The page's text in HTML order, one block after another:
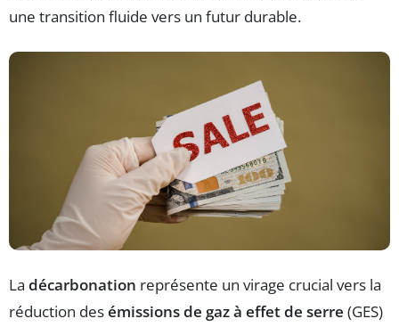
une transition fluide vers un futur durable.
La décarbonation représente un virage crucial vers la
réduction desémissions de gaz à effet de serre (GES)